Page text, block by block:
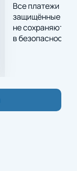
Все платежи
защищённые
не сохраняются
в безопасности.